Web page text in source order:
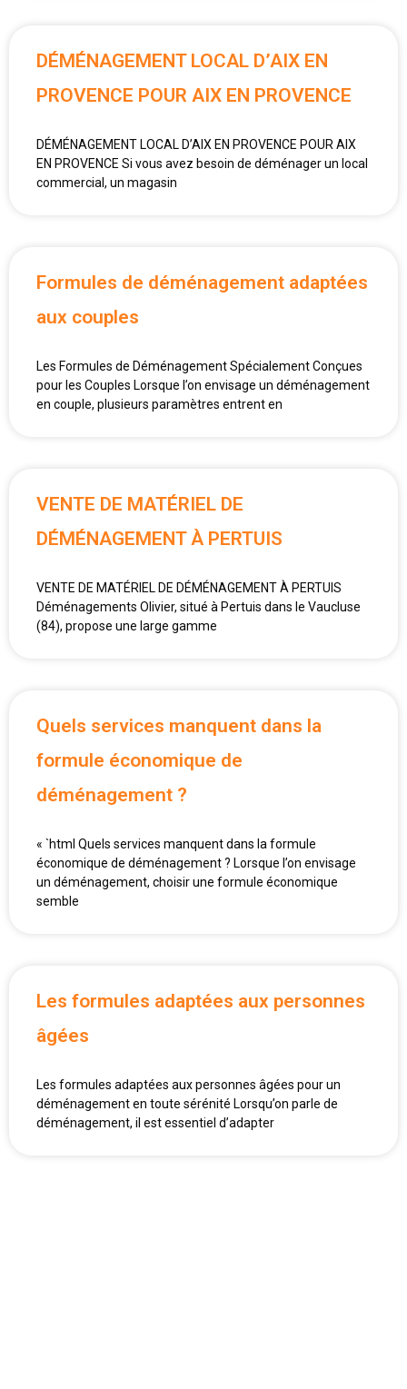
DÉMÉNAGEMENT LOCAL D’AIX EN
PROVENCE POUR AIX EN PROVENCE
DÉMÉNAGEMENT LOCAL D’AIX EN PROVENCE POUR AIX
EN PROVENCE Si vous avez besoin de déménager un local
commercial, un magasin
Formules de déménagement adaptées
aux couples
Les Formules de Déménagement Spécialement Conçues
pour les Couples Lorsque l’on envisage un déménagement
en couple, plusieurs paramètres entrent en
VENTE DE MATÉRIEL DE
DÉMÉNAGEMENT À PERTUIS
VENTE DE MATÉRIEL DE DÉMÉNAGEMENT À PERTUIS
Déménagements Olivier, situé à Pertuis dans le Vaucluse
(84), propose une large gamme
Quels services manquent dans la
formule économique de
déménagement ?
« `html Quels services manquent dans la formule
économique de déménagement ? Lorsque l’on envisage
un déménagement, choisir une formule économique
semble
Les formules adaptées aux personnes
âgées
Les formules adaptées aux personnes âgées pour un
déménagement en toute sérénité Lorsqu’on parle de
déménagement, il est essentiel d’adapter